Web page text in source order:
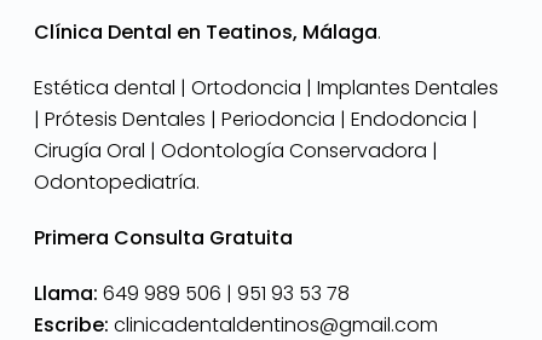
Clínica Dental en Teatinos, Málaga.
Estética dental | Ortodoncia | Implantes Dentales
| Prótesis Dentales | Periodoncia | Endodoncia |
Cirugía Oral | Odontología Conservadora |
Odontopediatría.
Primera Consulta Gratuita
Llama: 649 989 506 | 951 93 53 78
Escribe: clinicadentaldentinos@gmail.com